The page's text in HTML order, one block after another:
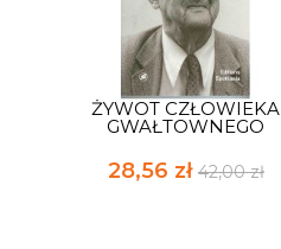
ŻYWOT CZŁOWIEKA
GWAŁTOWNEGO
28,56 zł 42,00 zł